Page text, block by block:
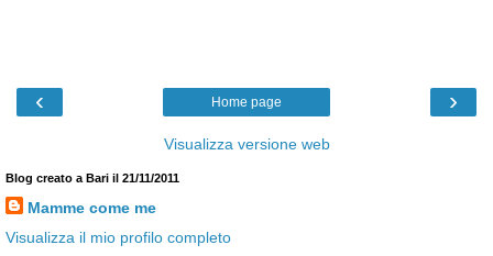
‹ ›
Home page
Visualizza versione web
Blog creato a Bari il 21/11/2011
Mamme come me
Visualizza il mio profilo completo